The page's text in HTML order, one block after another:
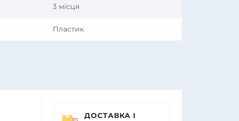
3 місця
Пластик
ДОСТАВКА І